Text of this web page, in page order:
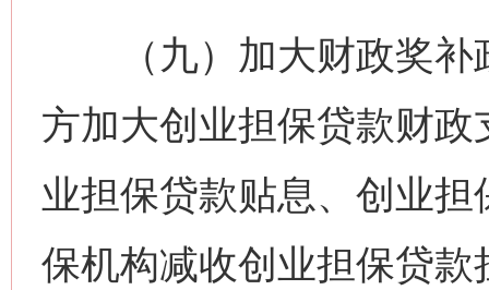
（九）加大财政奖补
方加大创业担保贷款财
业担保贷款贴息、创业
保机构减收创业担保贷